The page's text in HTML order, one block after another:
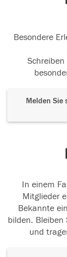
Besondere
Melden Sie
In einem
Mitglieder
Bekannte
bilden.
und